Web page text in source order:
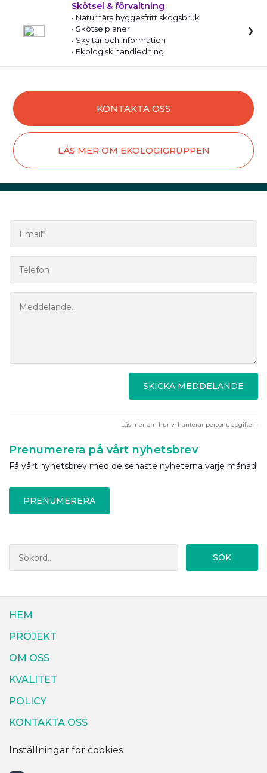
Skötsel & förvaltning
Naturnära hyggesfritt skogsbruk
Skötselplaner
Skyltar och information
Ekologisk handledning
KONTAKTA OSS
LÄS MER OM EKOLOGIGRUPPEN
SKICKA MEDDELANDE
Läs mer om hur vi hanterar personuppgifter ›
Prenumerera på vårt nyhetsbrev
Få vårt nyhetsbrev med de senaste nyheterna varje månad!
PRENUMERERA
SÖK
HEM
PROJEKT
OM OSS
KVALITET
POLICY
KONTAKTA OSS
Inställningar för cookies